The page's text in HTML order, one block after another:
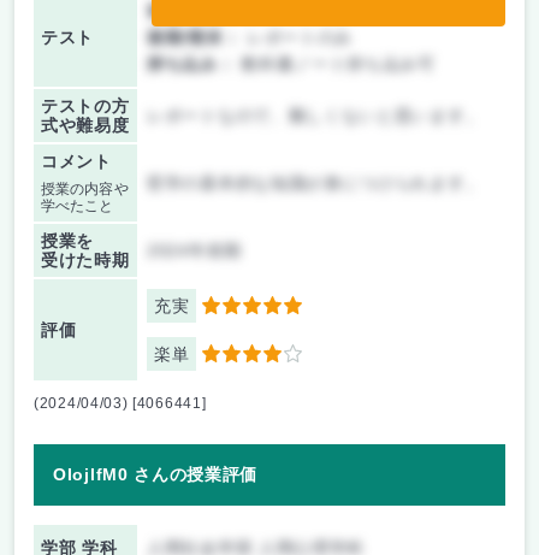
テスト
前期/中間：
後期/期末：
持ち込み：
教科書ノート持ち込み可
テストの方
式や難易度
コメント
授業の内容や
学べたこと
授業を
受けた時期
評価
充実 5
楽単 4
(2024/04/03) [4066441]
OIojlfM0 さんの授業評価
学部 学科